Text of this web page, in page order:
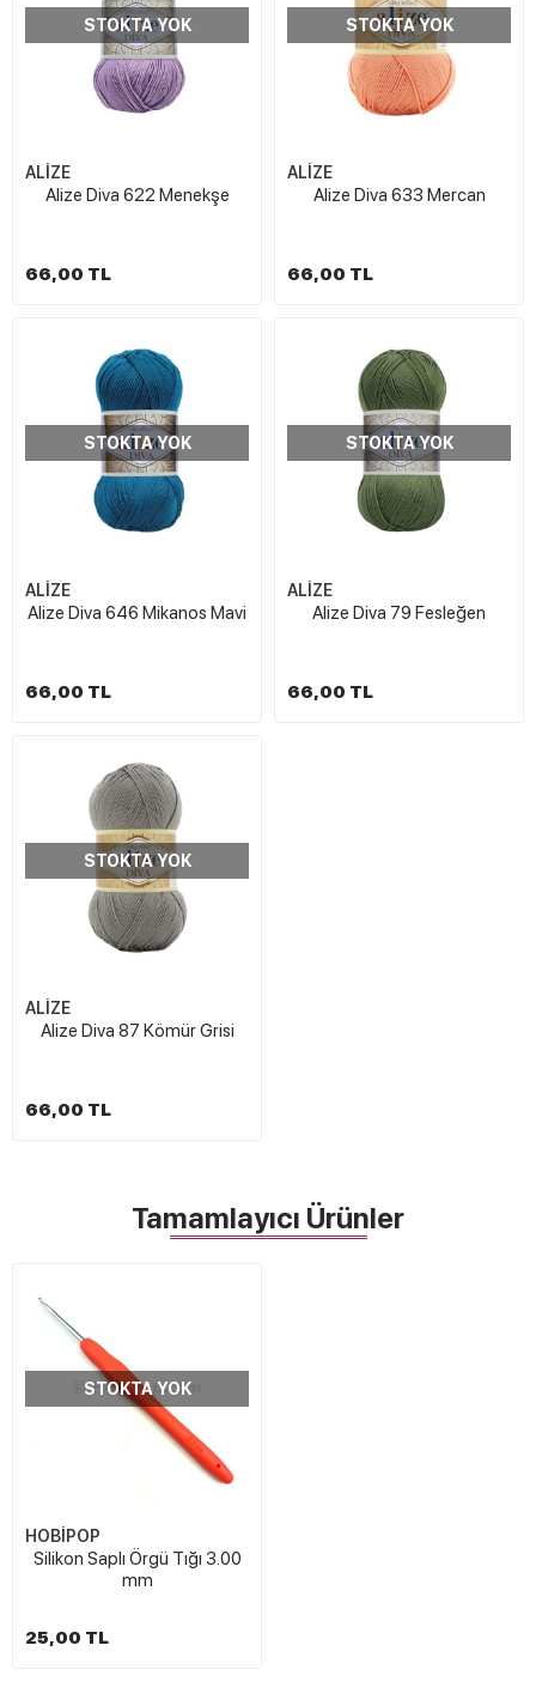
STOKTA YOK
ALİZE
Alize Diva 622 Menekşe
66,00 TL
STOKTA YOK
ALİZE
Alize Diva 633 Mercan
66,00 TL
STOKTA YOK
ALİZE
Alize Diva 646 Mikanos Mavi
66,00 TL
STOKTA YOK
ALİZE
Alize Diva 79 Fesleğen
66,00 TL
STOKTA YOK
ALİZE
Alize Diva 87 Kömür Grisi
66,00 TL
Tamamlayıcı Ürünler
STOKTA YOK
HOBİPOP
Silikon Saplı Örgü Tığı 3.00
mm
25,00 TL